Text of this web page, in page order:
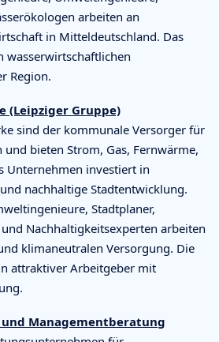
arbeiten an
in Mitteldeutschland. Das
Region.
(Leipziger Gruppe)
sind der kommunale Versorger für
und bieten Strom, Gas, Fernwärme,
Unternehmen investiert in
nachhaltige Stadtentwicklung.
Stadtplaner,
Nachhaltigkeitsexperten arbeiten
klimaneutralen Versorgung. Die
attraktiver Arbeitgeber mit
Managementberatung